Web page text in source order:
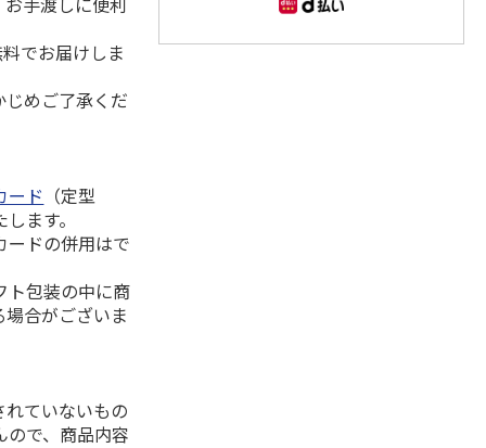
でお届けしま
めご了承くだ
ード （定型
ます。
ドの併用はで
包装の中に商
合がございま
ていないもの
で、商品内容